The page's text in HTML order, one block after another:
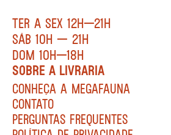
TER A SEX 12H—21H
SÁB 10H — 21H
DOM 10H—18H
SOBRE A LIVRARIA
CONHEÇA A MEGAFAUNA
CONTATO
PERGUNTAS FREQUENTES